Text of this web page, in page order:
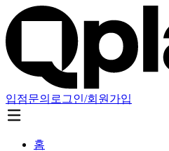
입점문의 로그인/회원가입
홈